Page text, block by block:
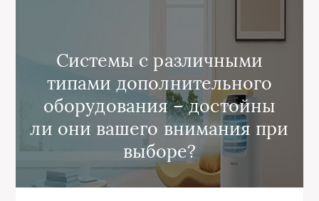
Системы с различными
типами дополнительного
оборудования – достойны
ли они вашего внимания при
выборе?